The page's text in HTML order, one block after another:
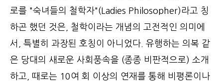
로를 "숙녀들의 철학자"(Ladies Philosopher)라고 칭
하곤 했던 것은, 철학이라는 개념의 고전적인 의미에
서, 특별히 과장된 호칭이 아니었다. 유행하는 의복 같
은 당대의 새로운 사회풍속을 (종종 비판적으로) 소개
하고, 때로는 10여 회 이상의 연재를 통해 비평론이나